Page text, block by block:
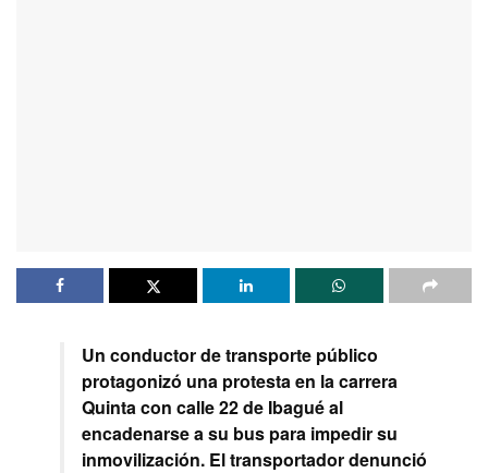
Un conductor de transporte público
protagonizó una protesta en la carrera
Quinta con calle 22 de Ibagué al
encadenarse a su bus para impedir su
inmovilización. El transportador denunció